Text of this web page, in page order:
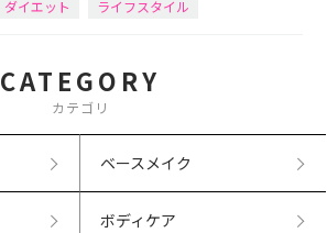
ダイエット ライフスタイル
CATEGORY
カテゴリ
ベースメイク
ボディケア